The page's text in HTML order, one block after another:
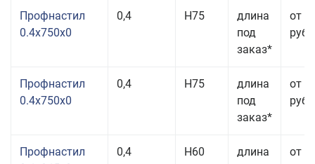
Профнастил
0.4x750x0
0,4 Н75
длина
под
заказ*
от
руб.
Профнастил
0.4x750x0
0,4 Н75
длина
под
заказ*
от
руб.
Профнастил
0,4 Н60
длина
от